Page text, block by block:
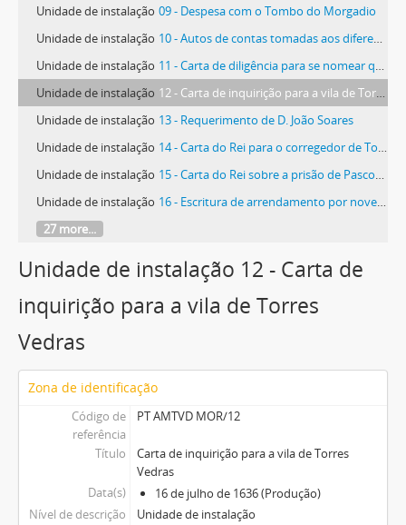
Unidade de instalação 09 - Despesa com o Tombo do Morgadio
Unidade de instalação 10 - Autos de contas tomadas aos diferentes inquilinos e rendeiros de propriedades dentro da Quinta da Conceição
Unidade de instalação 11 - Carta de diligência para se nomear quem cobre os rendimentos dos Morgados dos Alarcões
Unidade de instalação 12 - Carta de inquirição para a vila de Torres Vedras
Unidade de instalação 13 - Requerimento de D. João Soares
Unidade de instalação 14 - Carta do Rei para o corregedor de Torres Vedras
Unidade de instalação 15 - Carta do Rei sobre a prisão de Pascoal Henriques, na cadeia da vila, por ter matado Bartolomeu Álvares
Unidade de instalação 16 - Escritura de arrendamento por nove anos que deu D. João Soares a António Alves, Lavrador, do Casal da Conquinha
27 more...
Unidade de instalação 12 - Carta de
inquirição para a vila de Torres
Vedras
Zona de identificação
Código de
referência
PT AMTVD MOR/12
Título
Carta de inquirição para a vila de Torres
Vedras
Data(s)
16 de julho de 1636 (Produção)
Nível de descrição
Unidade de instalação